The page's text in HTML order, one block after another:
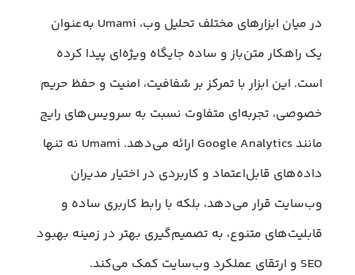
در میان ابزارهای مختلف تحلیل وب، Umami به‌عنوان
یک راهکار متن‌باز و ساده جایگاه ویژه‌ای پیدا کرده
است. این ابزار با تمرکز بر شفافیت، امنیت و حفظ حریم
خصوصی، تجربه‌ای متفاوت نسبت به سرویس‌های رایج
مانند Google Analytics ارائه می‌دهد. Umami نه تنها
داده‌های قابل‌اعتماد و کاربردی در اختیار مدیران
وب‌سایت قرار می‌دهد، بلکه با رابط کاربری ساده و
قابلیت‌‎های متنوع، به تصمیم‌گیری بهتر در زمینه بهبود
SEO و ارتقای عملکرد وب‌سایت کمک می‌کند.